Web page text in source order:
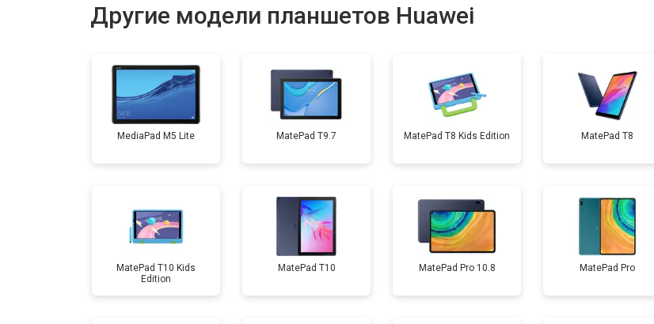
Замена дисплея (экрана) от 90 мин
Замена Wi-Fi от 60 мин
Замена материнской платы от 60 мин
Другие модели планшетов Huawei
MediaPad M5 Lite MatePad T9.7 MatePad T8 Kids Edition MatePad T8
MatePad T10 Kids
Edition
MatePad T10 MatePad Pro 10.8 MatePad Pro